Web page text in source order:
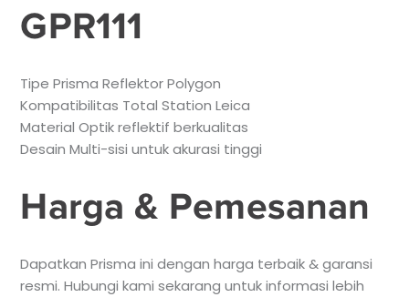
GPR111
Tipe Prisma Reflektor Polygon
Kompatibilitas Total Station Leica
Material Optik reflektif berkualitas
Desain Multi-sisi untuk akurasi tinggi
Harga & Pemesanan
Dapatkan Prisma ini dengan harga terbaik & garansi
resmi. Hubungi kami sekarang untuk informasi lebih